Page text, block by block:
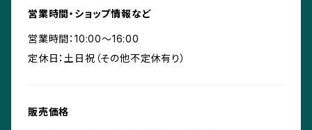
営業時間・ショップ情報など
営業時間：10:00〜16:00
定休日：土日祝（その他不定休有り）
販売価格